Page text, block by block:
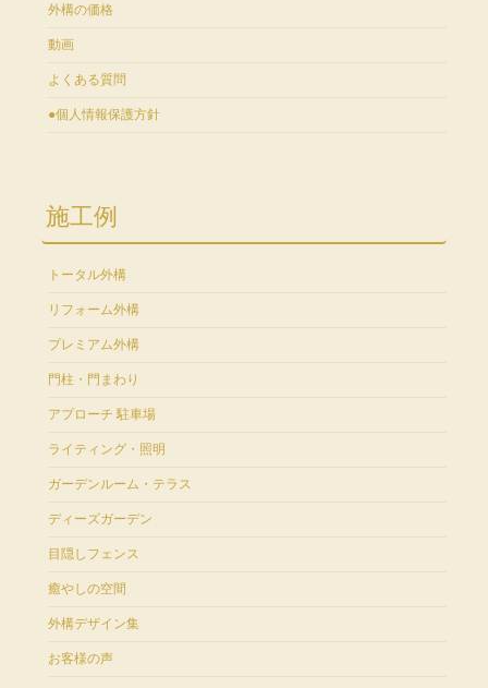
外構の価格
動画
よくある質問
●個人情報保護方針
施工例
トータル外構
リフォーム外構
プレミアム外構
門柱・門まわり
アプローチ 駐車場
ライティング・照明
ガーデンルーム・テラス
ディーズガーデン
目隠しフェンス
癒やしの空間
外構デザイン集
お客様の声